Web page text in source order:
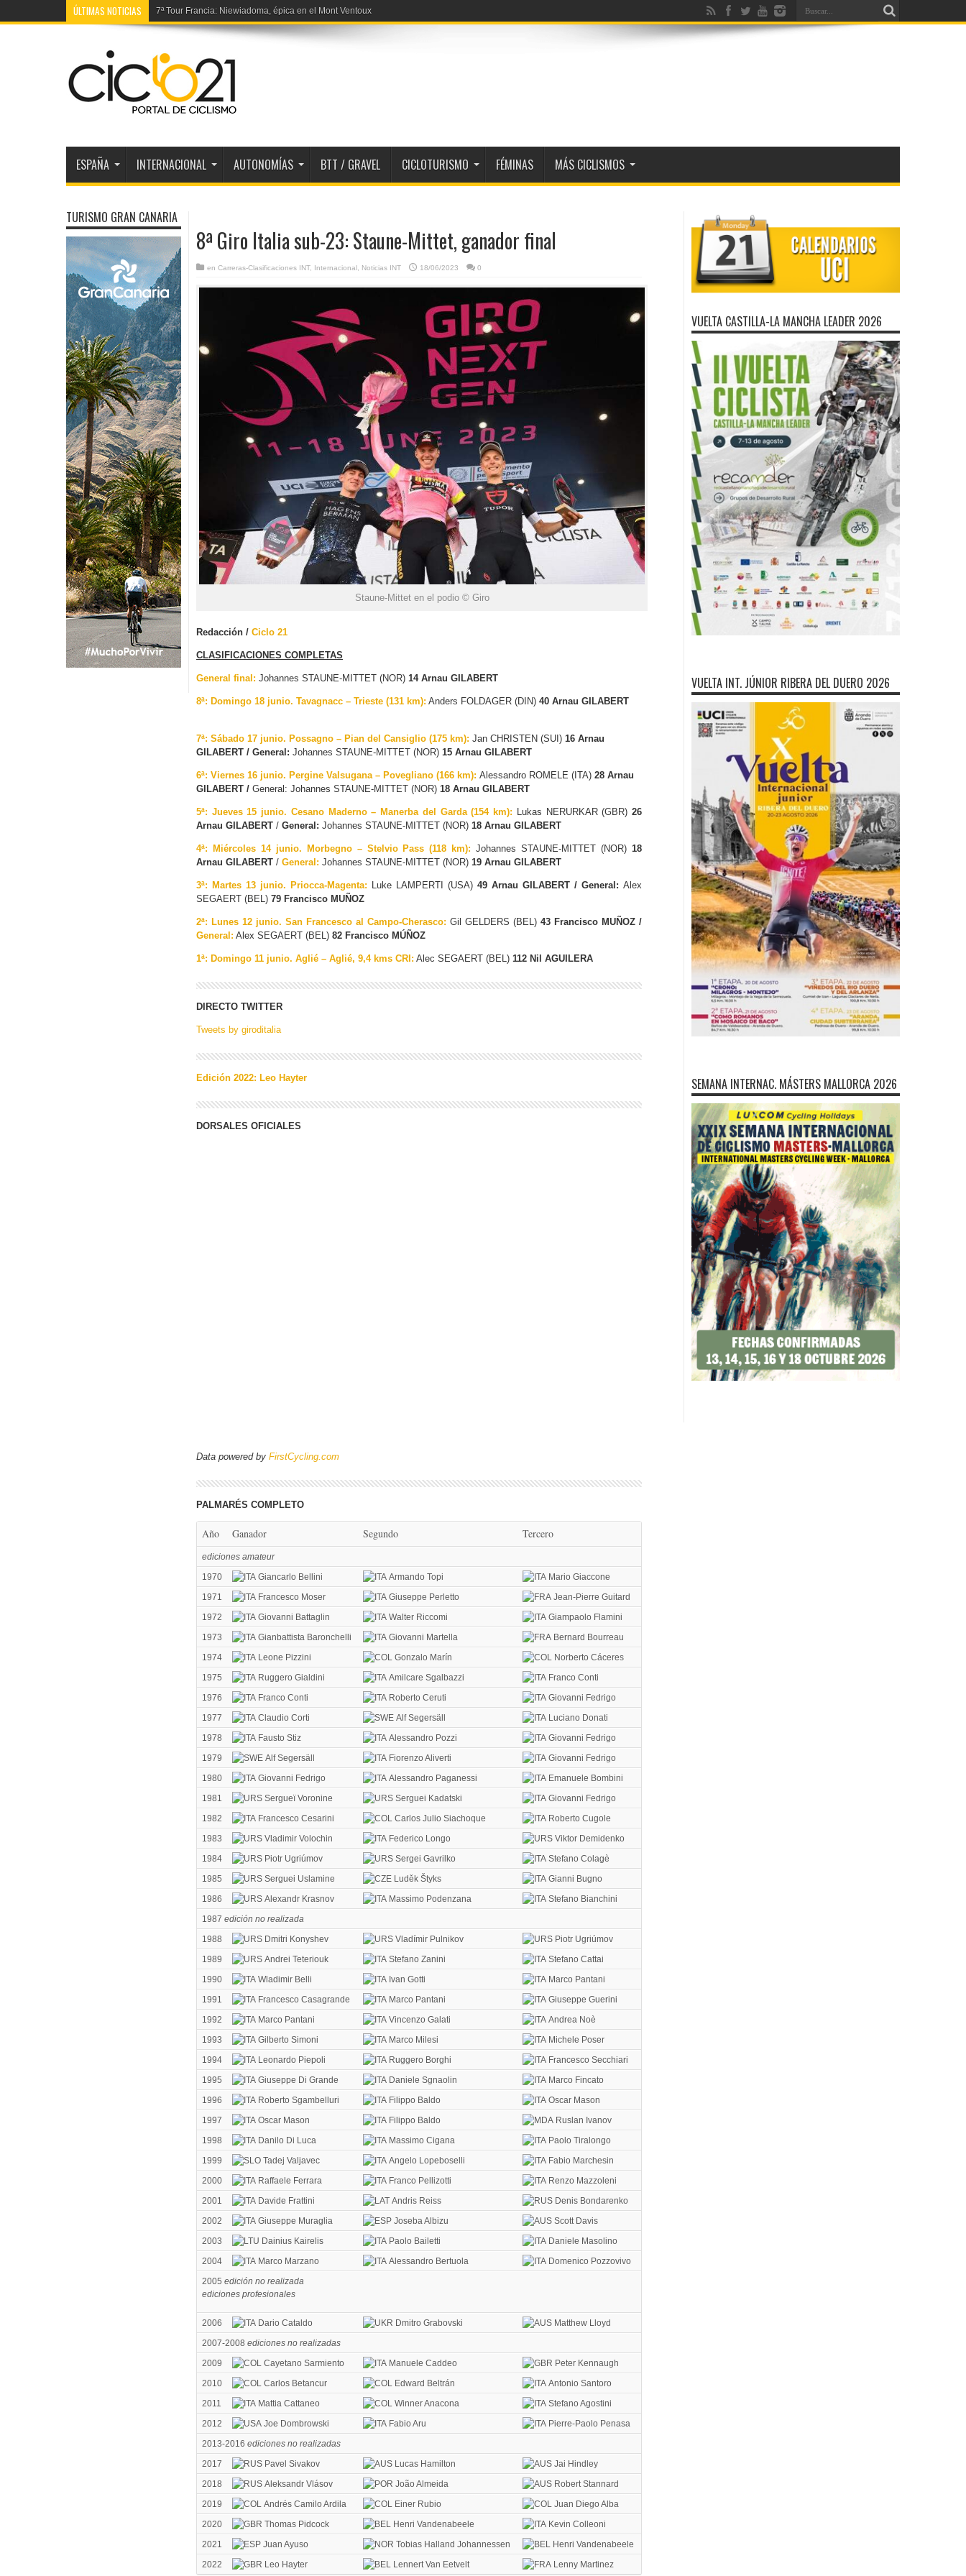
ÚLTIMAS NOTICIAS Récord hora C5: Franz-Josef Lässer lo fija en 52054 metros
ESPAÑA INTERNACIONAL AUTONOMÍAS BTT / GRAVEL CICLOTURISMO FÉMINAS MÁS CICLISMOS
8ª Giro Italia sub-23: Staune-Mittet, ganador final
en Carreras-Clasificaciones INT, Internacional Noticias INT 18/06/2023 0
Staune-Mittet en el podio © Giro
Redacción / Ciclo 21
CLASIFICACIONES COMPLETAS
General final: Johannes STAUNE-MITTET (NOR) 14 Arnau GILABERT
8ª: Domingo 18 junio. Tavagnacc – Trieste (131 km): Anders FOLDAGER (DIN) 40 Arnau GILABERT
7ª: Sábado 17 junio. Possagno – Pian del Cansiglio (175 km): Jan CHRISTEN (SUI) 16 Arnau
GILABERT / General: Johannes STAUNE-MITTET (NOR) 15 Arnau GILABERT
6ª: Viernes 16 junio. Pergine Valsugana – Povegliano (166 km): Alessandro ROMELE (ITA) 28 Arnau
GILABERT / General: Johannes STAUNE-MITTET (NOR) 18 Arnau GILABERT
5ª: Jueves 15 junio. Cesano Maderno – Manerba del Garda (154 km): Lukas NERURKAR (GBR)26
Arnau GILABERT / General: Johannes STAUNE-MITTET (NOR) 18 Arnau GILABERT
4ª: Miércoles 14 junio. Morbegno – Stelvio Pass (118 km): Johannes STAUNE-MITTET (NOR)18
Arnau GILABERT / General: Johannes STAUNE-MITTET (NOR) 19 Arnau GILABERT
3ª: Martes 13 junio. Priocca-Magenta: Luke LAMPERTI (USA) 49 Arnau GILABERT / General: Alex
SEGAERT (BEL) 79 Francisco MUÑOZ
2ª: Lunes 12 junio. San Francesco al Campo-Cherasco: Gil GELDERS (BEL) 43 Francisco MUÑOZ /
General: Alex SEGAERT (BEL) 82 Francisco MÚÑOZ
1ª: Domingo 11 junio. Aglié – Aglié, 9,4 kms CRI: Alec SEGAERT (BEL) 112 Nil AGUILERA
DIRECTO TWITTER
Tweets by giroditalia
Edición 2022: Leo Hayter
DORSALES OFICIALES
Data powered by FirstCycling.com
PALMARÉS COMPLETO
Año Ganador Segundo Tercero
ediciones amateur
1970
Giancarlo Bellini Armando Topi
Mario Giaccone
1971
Francesco Moser Giuseppe Perletto
Jean-Pierre Guitard
1972
Giovanni Battaglin Walter Riccomi
Giampaolo Flamini
1973
Gianbattista Baronchelli Giovanni Martella
Bernard Bourreau
1974
Leone Pizzini Gonzalo Marín
Norberto Cáceres
1975
Ruggero Gialdini Amilcare Sgalbazzi
Franco Conti
1976
Franco Conti Roberto Ceruti
Giovanni Fedrigo
1977
Claudio Corti Alf Segersäll
Luciano Donati
1978
Fausto Stiz Alessandro Pozzi
Giovanni Fedrigo
1979
Alf Segersäll Fiorenzo Aliverti
Giovanni Fedrigo
1980
Giovanni Fedrigo Alessandro Paganessi
Emanuele Bombini
1981
Sergueï Voronine Serguei Kadatski
Giovanni Fedrigo
1982
Francesco Cesarini Carlos Julio Siachoque
Roberto Cugole
1983
Vladimir Volochin Federico Longo
Viktor Demidenko
1984
Piotr Ugriúmov Sergei Gavrilko
Stefano Colagè
1985
Serguei Uslamine Luděk Štyks
Gianni Bugno
1986
Alexandr Krasnov Massimo Podenzana
Stefano Bianchini
1987 edición no realizada
1988
Dmitri Konyshev Vladímir Pulnikov
Piotr Ugriúmov
1989
Andrei Teteriouk Stefano Zanini
Stefano Cattai
1990
Wladimir Belli Ivan Gotti
Marco Pantani
1991
Francesco Casagrande Marco Pantani
Giuseppe Guerini
1992
Marco Pantani Vincenzo Galati
Andrea Noè
1993
Gilberto Simoni Marco Milesi
Michele Poser
1994
Leonardo Piepoli Ruggero Borghi
Francesco Secchiari
1995
Giuseppe Di Grande Daniele Sgnaolin
Marco Fincato
1996
Roberto Sgambelluri Filippo Baldo
Oscar Mason
1997
Oscar Mason Filippo Baldo
Ruslan Ivanov
1998
Danilo Di Luca Massimo Cigana
Paolo Tiralongo
1999
Tadej Valjavec Angelo Lopeboselli
Fabio Marchesin
2000
Raffaele Ferrara Franco Pellizotti
Renzo Mazzoleni
2001
Davide Frattini Andris Reiss
Denis Bondarenko
2002
Giuseppe Muraglia Joseba Albizu
Scott Davis
2003
Dainius Kairelis Paolo Bailetti
Daniele Masolino
2004
Marco Marzano Alessandro Bertuola
Domenico Pozzovivo
2005 edición no realizada
ediciones profesionales
2006 Dario Cataldo Dmitro Grabovski
Matthew Lloyd
2007-2008 ediciones no realizadas
2009
Cayetano Sarmiento Manuele Caddeo
Peter Kennaugh
2010
Carlos Betancur Edward Beltrán
Antonio Santoro
2011
Mattia Cattaneo Winner Anacona
Stefano Agostini
2012
Joe Dombrowski Fabio Aru
Pierre-Paolo Penasa
2013-2016 ediciones no realizadas
2017
Pavel Sivakov Lucas Hamilton
Jai Hindley
2018
Aleksandr Vlásov João Almeida
Robert Stannard
2019
Andrés Camilo Ardila Einer Rubio
Juan Diego Alba
2020
Thomas Pidcock Henri Vandenabeele
Kevin Colleoni
2021
Juan Ayuso Tobias Halland Johannessen
Henri Vandenabeele
2022
Leo Hayter Lennert Van Eetvelt Lenny Martinez
TURISMO GRAN CANARIA
VUELTA CASTILLA-LA MANCHA LEADER 2026
VUELTA INT. JÚNIOR RIBERA DEL DUERO 2026
SEMANA INTERNAC. MÁSTERS MALLORCA 2026